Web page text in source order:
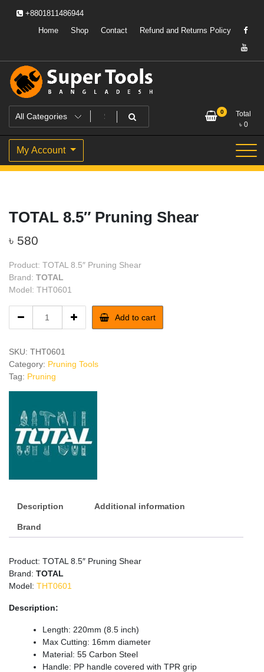
+8801811486944
Home
Shop Contact Refund and Returns Policy
Super Tools Bangladesh
Powering Professionals. Building Bangladesh.
0
Total
৳ 0
My Account
TOTAL 8.5″ Pruning Shear
৳ 580
Product: TOTAL 8.5″ Pruning Shear
Brand: TOTAL
Model: THT0601
8.5"
Shear
quantity
Add to cart
SKU: THT0601
Category: Pruning Tools
Tag: Pruning
Description Additional information
Brand
Product: TOTAL 8.5″ Pruning Shear
Brand: TOTAL
Model: THT0601
Description:
Length: 220mm (8.5 inch)
Max Cutting: 16mm diameter
Material: 55 Carbon Steel
Handle: PP handle covered with TPR grip